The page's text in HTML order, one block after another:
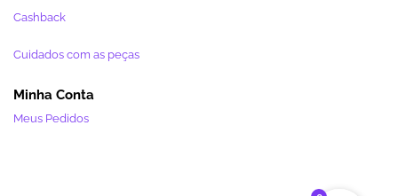
Cashback
Cuidados com as peças
Minha Conta
Meus Pedidos